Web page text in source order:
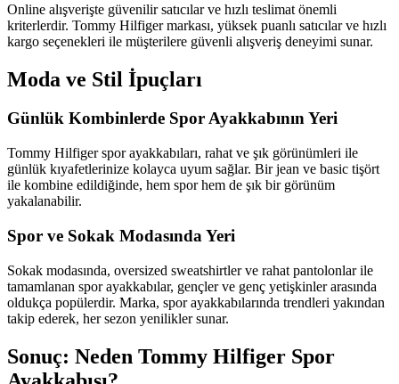
Online alışverişte güvenilir satıcılar ve hızlı teslimat önemli
kriterlerdir. Tommy Hilfiger markası, yüksek puanlı satıcılar ve hızlı
kargo seçenekleri ile müşterilere güvenli alışveriş deneyimi sunar.
Moda ve Stil İpuçları
Günlük Kombinlerde Spor Ayakkabının Yeri
Tommy Hilfiger spor ayakkabıları, rahat ve şık görünümleri ile
günlük kıyafetlerinize kolayca uyum sağlar. Bir jean ve basic tişört
ile kombine edildiğinde, hem spor hem de şık bir görünüm
yakalanabilir.
Spor ve Sokak Modasında Yeri
Sokak modasında, oversized sweatshirtler ve rahat pantolonlar ile
tamamlanan spor ayakkabılar, gençler ve genç yetişkinler arasında
oldukça popülerdir. Marka, spor ayakkabılarında trendleri yakından
takip ederek, her sezon yenilikler sunar.
Sonuç: Neden Tommy Hilfiger Spor